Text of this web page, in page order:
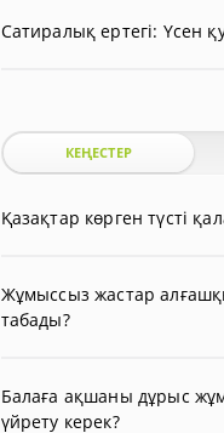
Сатиралық ертегі: Үсен
КЕҢЕСТЕР
Қазақтар көрген түсті
Жұмыссыз жастар
табады?
Балаға ақшаны дұрыс
үйрету керек?